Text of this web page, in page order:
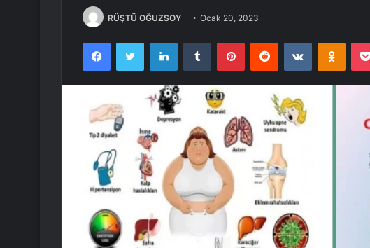
RÜŞTÜ OĞUZSOY Ocak 20, 2023
FacebookTwitter LinkedInTumblr PinterestReddit VKontakte